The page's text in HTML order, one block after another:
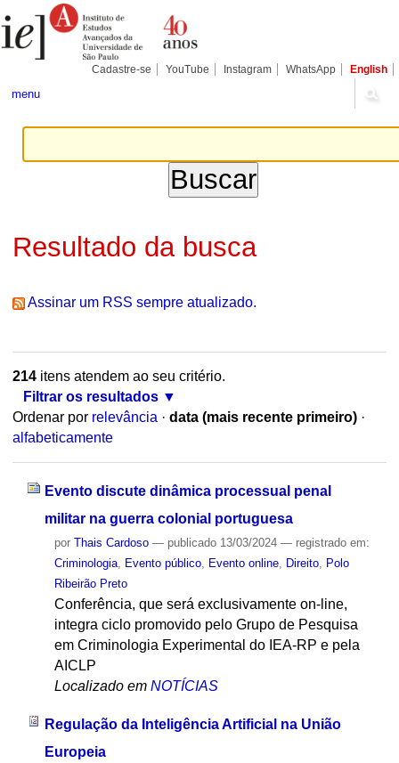
para
conteúdo.
Pessoais
Cadastre-se YouTube Instagram WhatsApp English
menu
Resultado da busca
Assinar um RSS sempre atualizado.
214itens atendem ao seu critério.
Filtrar os resultados
Ordenar por relevância · data (mais recente primeiro) ·
alfabeticamente
Evento discute dinâmica processual penal
militar na guerra colonial portuguesa
por Thais Cardoso — publicado13/03/2024 — registrado em:
Criminologia, Evento público, Evento online, Direito,
Polo
Ribeirão Preto
Conferência, que será exclusivamente on-line,
integra ciclo promovido pelo Grupo de Pesquisa
em Criminologia Experimental do IEA-RP e pela
AICLP
Localizado em NOTÍCIAS
Regulação da Inteligência Artificial na União
Europeia